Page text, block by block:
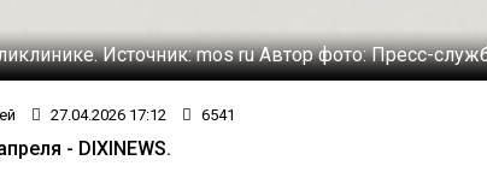
Источник:mos ruАвтор фото:Пресс-
27.04.2026 17:12 6541
- DIXINEWS.